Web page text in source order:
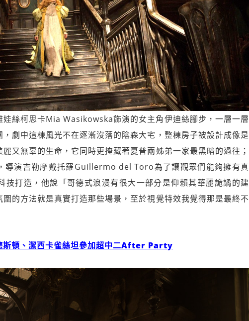
絲柯思卡Mia Wasikowska飾演的女主角伊迪絲腳步，一層一層
劇中這棟風光不在逐漸沒落的陰森大宅，整棟房子被設計成像是
又無辜的生命，它同時更掩藏著夏普兩姊弟一家最黑暗的過往；
導演吉勒摩戴托羅Guillermo del Toro為了讓觀眾們能夠擁有真
技打造，他說「哥德式浪漫有很大一部分是仰賴其華麗詭譎的建
的方法就是真實打造那些場景，至於視覺特效我覺得那是最終不
斯頓、潔西卡雀絲坦參加超中二After Party